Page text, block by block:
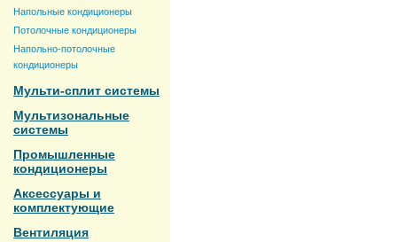
Напольные кондиционеры
Потолочные кондиционеры
Напольно-потолочные
кондиционеры
Мульти-сплит системы
Мультизональные
системы
Промышленные
кондиционеры
Аксессуары и
комплектующие
Вентиляция